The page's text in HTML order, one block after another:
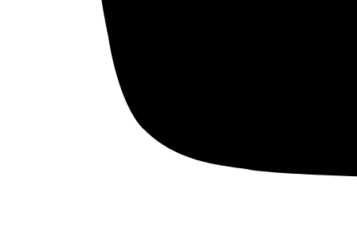
Arabia Saudí
Argelia
Emiratos Árabes Unidos
© 2026 Fundación Al Fanar. Todos los derechos